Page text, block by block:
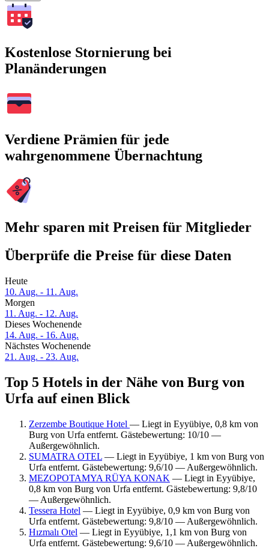
Kostenlose Stornierung bei
Planänderungen
Verdiene Prämien für jede
wahrgenommene Übernachtung
Mehr sparen mit Preisen für Mitglieder
Überprüfe die Preise für diese Daten
Heute
10. Aug. - 11. Aug.
Morgen
11. Aug. - 12. Aug.
Dieses Wochenende
14. Aug. - 16. Aug.
Nächstes Wochenende
21. Aug. - 23. Aug.
Top 5 Hotels in der Nähe von Burg von
Urfa auf einen Blick
Zerzembe Boutique Hotel — Liegt in Eyyübiye, 0,8 km von
Burg von Urfa entfernt. Gästebewertung: 10/10 —
Außergewöhnlich.
SUMATRA OTEL — Liegt in Eyyübiye, 1 km von Burg von
Urfa entfernt. Gästebewertung: 9,6/10 — Außergewöhnlich.
MEZOPOTAMYA RÜYA KONAK — Liegt in Eyyübiye,
0,8 km von Burg von Urfa entfernt. Gästebewertung: 9,8/10
— Außergewöhnlich.
Tessera Hotel — Liegt in Eyyübiye, 0,9 km von Burg von
Urfa entfernt. Gästebewertung: 9,8/10 — Außergewöhnlich.
Hızmalı Otel — Liegt in Eyyübiye, 1,1 km von Burg von
Urfa entfernt. Gästebewertung: 9,6/10 — Außergewöhnlich.